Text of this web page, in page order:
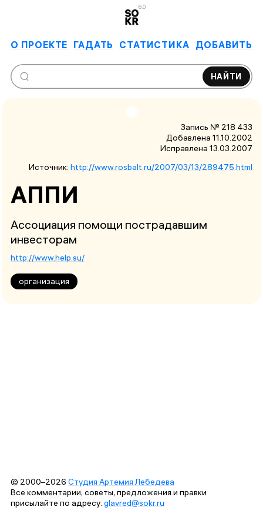
6.0
О ПРОЕКТЕ ГАДАТЬ СТАТИСТИКА ДОБАВИТЬ
НАЙТИ
Запись № 218 433
Добавлена 11.10.2002
Исправлена 13.03.2007
Источник: http://www.rosbalt.ru/2007/03/13/289475.html
АППИ
Ассоциация помощи пострадавшим
инвесторам
http://www.help.su/
организация
© 2000–2026 Студия Артемия Лебедева
Все комментарии, советы, предложения и правки
присылайте по адресу: glavred@sokr.ru